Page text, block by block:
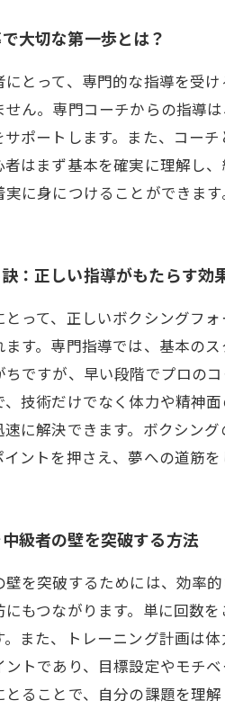
精神面の強化
大切な第一歩とは？
とって、専門的な指導を受
ん。専門コーチからの指導
ポートします。また、コー
はまず基本を確実に理解し
に身につけることができま
：正しい指導がもたらす効
って、正しいボクシングフ
す。専門指導では、基本の
ですが、早い段階でプロの
技術だけでなく体力や精神
に解決できます。ボクシン
ントを押さえ、夢への道筋を
級者の壁を突破する方法
を突破するためには、効率
もつながります。単に回数
また、トレーニング計画は
トであり、目標設定やモチ
ることで、自分の課題を理